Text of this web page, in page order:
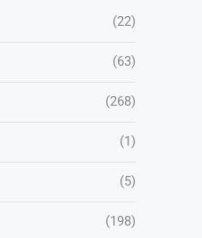
(22)
(63)
(268)
(1)
(5)
(198)